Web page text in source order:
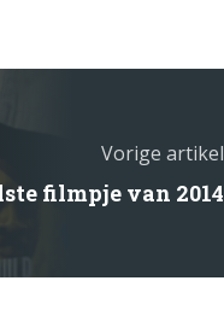
Vorige artikel
filmpje van 2014